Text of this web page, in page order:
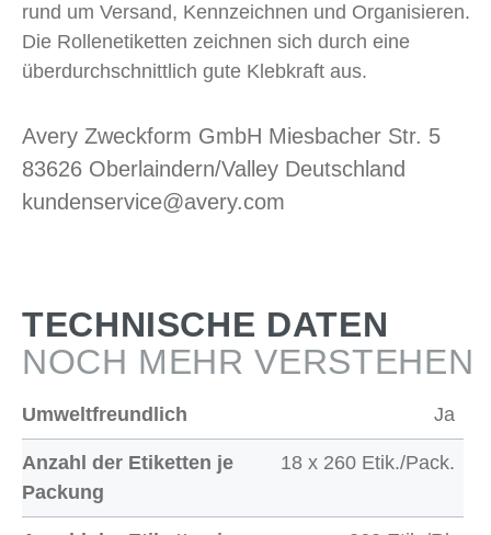
rund um Versand, Kennzeichnen und Organisieren.
Die Rollenetiketten zeichnen sich durch eine
überdurchschnittlich gute Klebkraft aus.
Avery Zweckform GmbH Miesbacher Str. 5
83626 Oberlaindern/Valley Deutschland
kundenservice@avery.com
TECHNISCHE DATEN
NOCH MEHR VERSTEHEN
Umweltfreundlich Ja
Anzahl der Etiketten je
Packung
18 x 260 Etik./Pack.